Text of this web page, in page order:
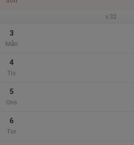
v.32
3
Mån
4
Tis
5
Ons
6
Tor